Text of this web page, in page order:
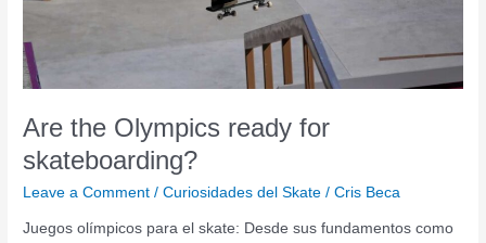
Are the Olympics ready for
skateboarding?
Leave a Comment /Curiosidades del Skate /Cris Beca
Juegos olímpicos para el skate: Desde sus fundamentos como